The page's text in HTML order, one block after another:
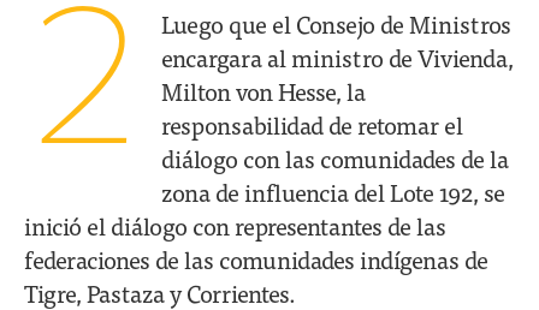
2
Luego que el Consejo de Ministros
encargara al ministro de Vivienda,
Milton von Hesse, la
responsabilidad de retomar el
diálogo con las comunidades de la
zona de influencia del Lote 192, se
inició el diálogo con representantes de las
federaciones de las comunidades indígenas de
Tigre, Pastaza y Corrientes.